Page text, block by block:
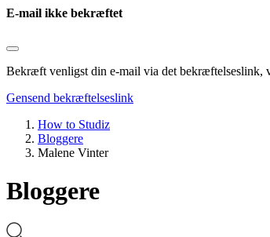
E-mail ikke bekræftet
Bekræft venligst din e-mail via det bekræftelseslink,
Gensend bekræftelseslink
How to Studiz
Bloggere
Malene Vinter
Bloggere